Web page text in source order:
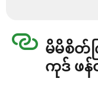
မိမိစိတ်
ကုဒ် ဖန်